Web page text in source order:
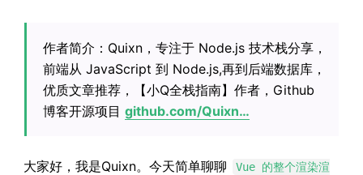
作者简介：Quixn，专注于 Node.js 技术栈分享，
前端从 JavaScript 到 Node.js,再到后端数据库，
优质文章推荐，【小Q全栈指南】作者，Github
博客开源项目 github.com/Quixn…
大家好，我是Quixn。今天简单聊聊
Vue 的整个渲染渲